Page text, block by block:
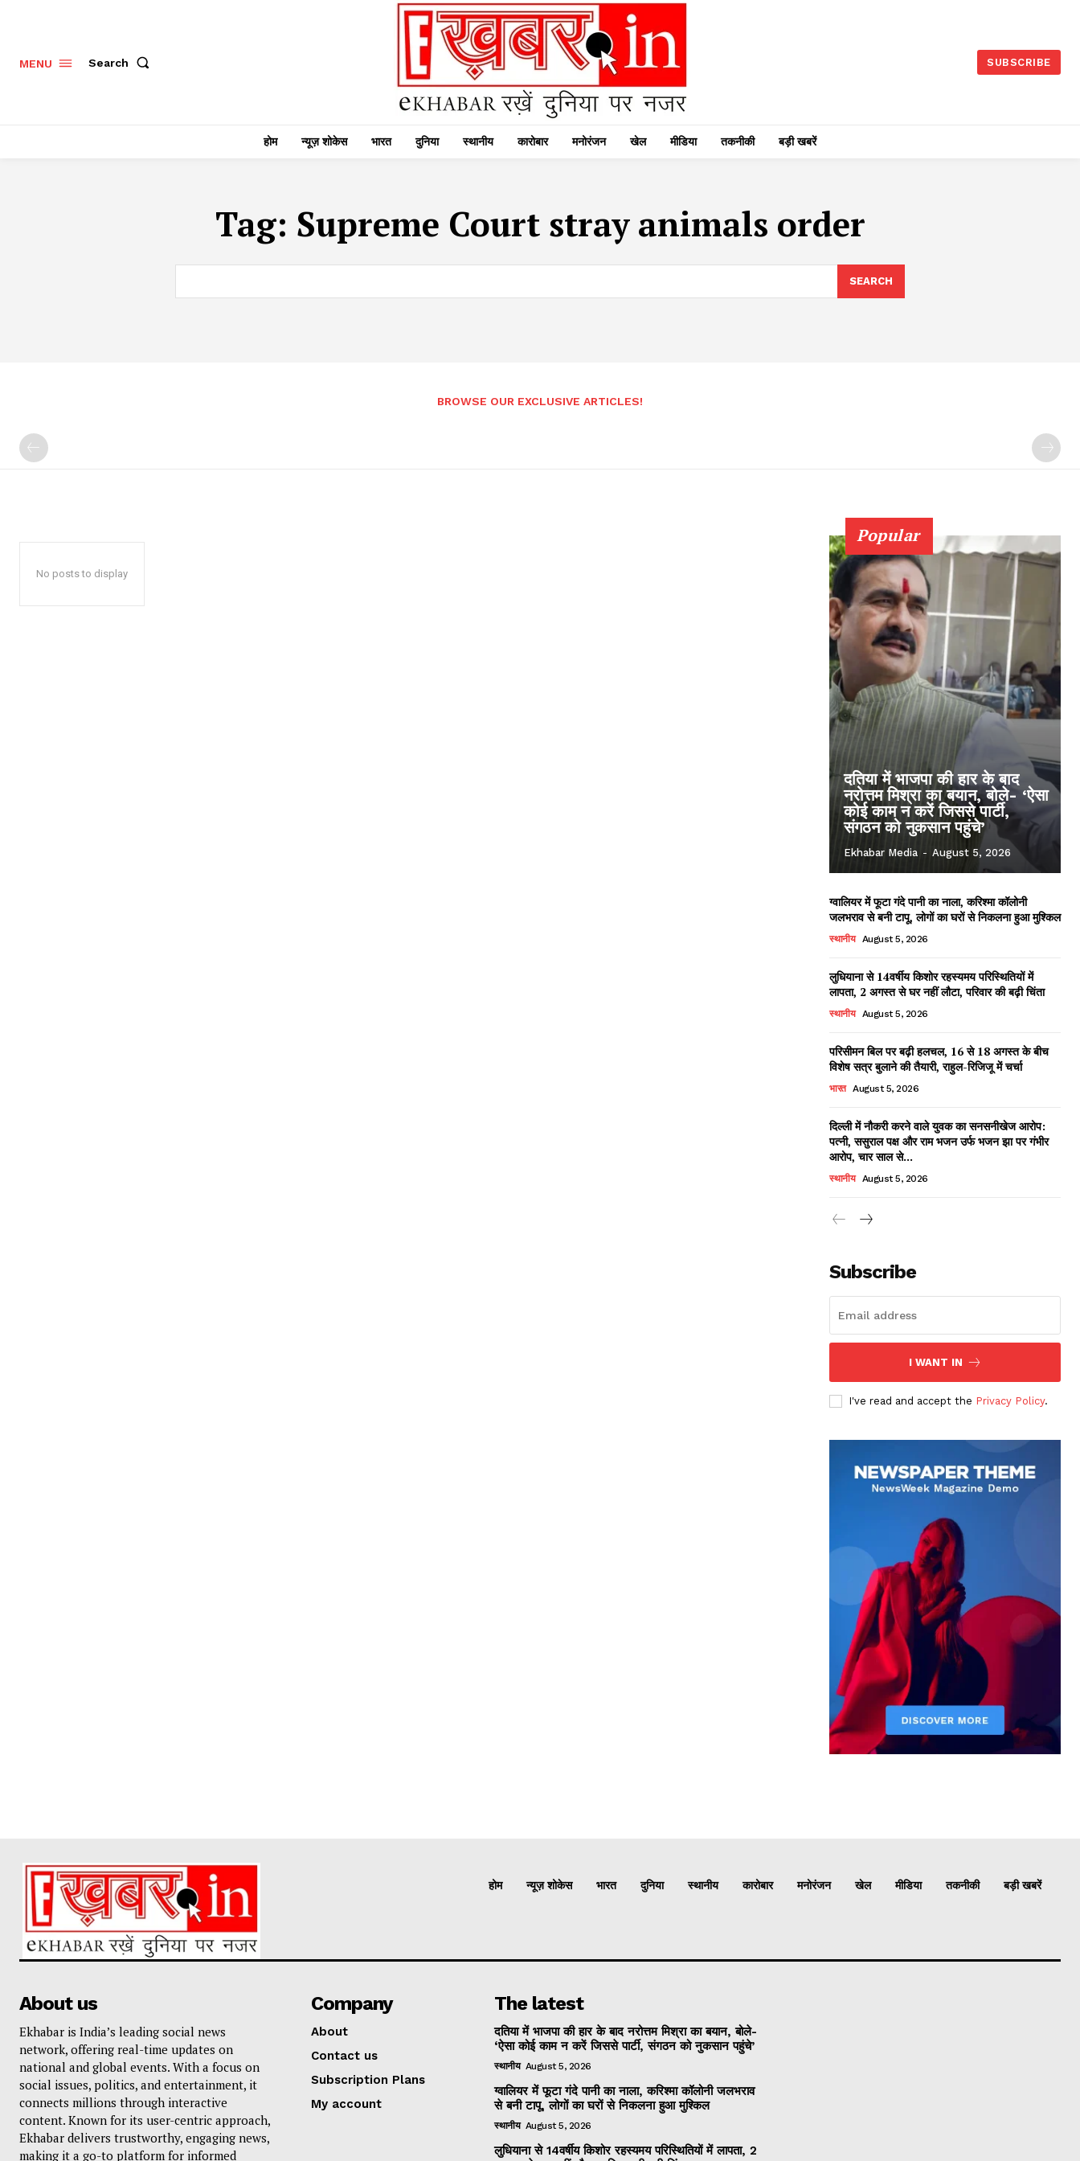
MENU Search SUBSCRIBE
होम न्यूज़ शोकेस भारत दुनिया स्थानीय कारोबार मनोरंजन खेल मीडिया तकनीकी बड़ी खबरें
Tag: Supreme Court stray animals order
SEARCH
BROWSE OUR EXCLUSIVE ARTICLES!
No posts to display
Popular
दतिया में भाजपा की हार के बाद
नरोत्तम मिश्रा का बयान, बोले- ‘ऐसा
कोई काम न करें जिससे पार्टी,
संगठन को नुकसान पहुंचे’
Ekhabar Media - August 5, 2026
ग्वालियर में फूटा गंदे पानी का नाला, करिश्मा कॉलोनी
जलभराव से बनी टापू, लोगों का घरों से निकलना हुआ मुश्किल
स्थानीय August 5, 2026
लुधियाना से 14वर्षीय किशोर रहस्यमय परिस्थितियों में
लापता, 2 अगस्त से घर नहीं लौटा, परिवार की बढ़ी चिंता
स्थानीय August 5, 2026
परिसीमन बिल पर बढ़ी हलचल, 16 से 18 अगस्त के बीच
विशेष सत्र बुलाने की तैयारी, राहुल-रिजिजू में चर्चा
भारत August 5, 2026
दिल्ली में नौकरी करने वाले युवक का सनसनीखेज आरोप:
पत्नी, ससुराल पक्ष और राम भजन उर्फ भजन झा पर गंभीर
आरोप, चार साल से...
स्थानीय August 5, 2026
Subscribe
I WANT IN
I've read and accept the Privacy Policy.
होम न्यूज़ शोकेस भारत दुनिया स्थानीय कारोबार मनोरंजन खेल मीडिया तकनीकी बड़ी खबरें
About us
Ekhabar is India’s leading social news
network, offering real-time updates on
national and global events. With a focus on
social issues, politics, and entertainment, it
connects millions through interactive
content. Known for its user-centric approach,
Ekhabar delivers trustworthy, engaging news,
making it a go-to platform for informed
Company
About
Contact us
Subscription Plans
My account
The latest
दतिया में भाजपा की हार के बाद नरोत्तम मिश्रा का बयान, बोले-
‘ऐसा कोई काम न करें जिससे पार्टी, संगठन को नुकसान पहुंचे’
स्थानीय August 5, 2026
ग्वालियर में फूटा गंदे पानी का नाला, करिश्मा कॉलोनी जलभराव
से बनी टापू, लोगों का घरों से निकलना हुआ मुश्किल
स्थानीय August 5, 2026
लुधियाना से 14वर्षीय किशोर रहस्यमय परिस्थितियों में लापता, 2